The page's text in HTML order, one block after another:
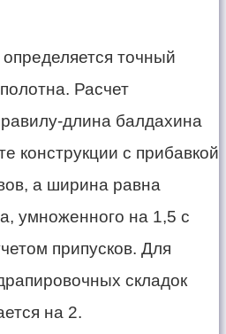
точный
Расчет
длина балдахина
конструкции с прибавкой
а ширина равна
умноженного на 1,5 с
припусков. Для
складок
на 2.